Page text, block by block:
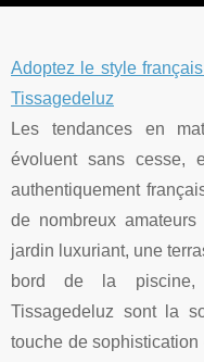
Adoptez le style
Tissagedeluz
Les tendances en
évoluent sans cesse,
authentiquement
de nombreux
jardin luxuriant, une
bord de la piscine,
Tissagedeluz sont la
touche de